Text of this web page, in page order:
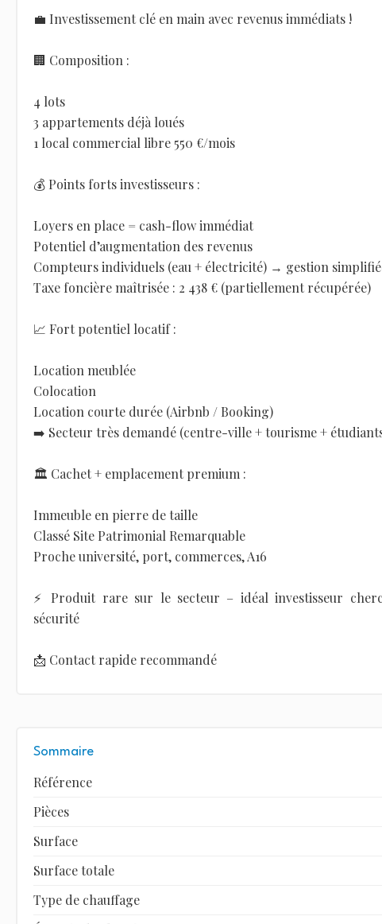
💼 Investissement clé en main avec revenus immédiats !
🏢 Composition :
4 lots
3 appartements déjà loués
1 local commercial libre 550 €/mois
💰 Points forts investisseurs :
Loyers en place = cash-flow immédiat
Potentiel d’augmentation des revenus
Compteurs individuels (eau + électricité) → gestion
Taxe foncière maîtrisée : 2 438 € (partiellement récupérée)
📈 Fort potentiel locatif :
Location meublée
Colocation
Location courte durée (Airbnb / Booking)
➡️ Secteur très demandé (centre-ville + tourisme +
🏛️ Cachet + emplacement premium :
Immeuble en pierre de taille
Classé Site Patrimonial Remarquable
Proche université, port, commerces, A16
⚡ Produit rare sur le secteur – idéal investisseur
sécurité
📩 Contact rapide recommandé
Sommaire
Référence
Pièces
Surface
Surface totale
Type de chauffage